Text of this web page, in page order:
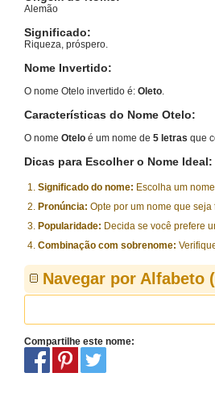
Alemão
Significado:
Riqueza, próspero.
Nome Invertido:
O nome Otelo invertido é: Oleto.
Características do Nome Otelo:
O nome Otelo é um nome de 5 letras que
Dicas para Escolher o Nome Ideal:
Significado do nome: Escolha um
Pronúncia: Opte por um nome que
Popularidade: Decida se você prefere
Combinação com sobrenome:
Navegar por Alfabeto
Compartilhe este nome: